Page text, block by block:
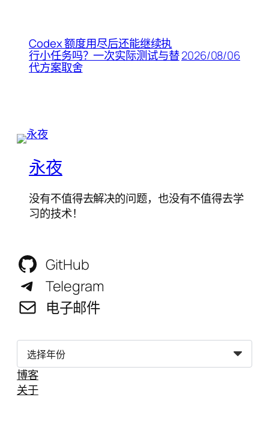
Codex 额度用尽后还能继续执
行小任务吗？一次实际测试与替
代方案取舍
2026/08/06
永夜
没有不值得去解决的问题，也没有不值得去学
习的技术！
GitHub
Telegram
电子邮件
归
博客
关于